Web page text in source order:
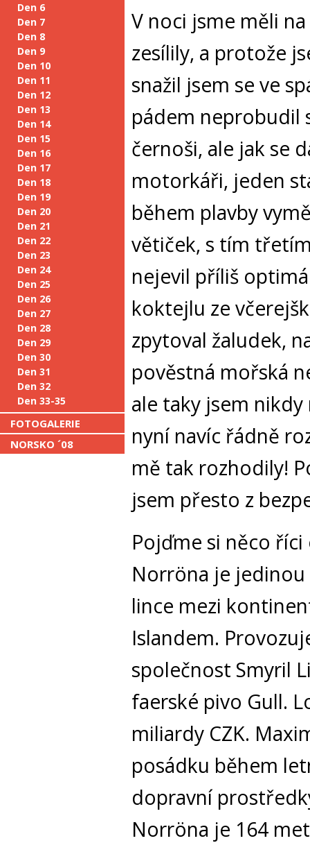
Den 6
Den 7
Den 8
Den 9
Den 10
Den 11
Den 12
Den 13
Den 14
Den 15
Den 16
Den 17
Den 18
Den 19
Den 20
Den 21
Den 22
Den 23
Den 24
Den 25
Den 26
Den 27
Den 28
Den 29
Den 30
Den 31
Den 32
Den 33-35
FOTOGALERIE
NORSKO ´08
V noci jsme měli
zesílily, a protože
snažil jsem se ve
pádem neprobudil
černoši, ale jak se
motorkáři, jeden
během plavby
větiček, s tím
nejevil příliš
koktejlu ze
zpytoval žaludek,
pověstná mořská
ale taky jsem
nyní navíc řádně
mě tak rozhodily!
jsem přesto z
Pojďme si něco
Norröna je
lince mezi
Islandem.
společnost Smyril
faerské pivo Gull.
miliardy CZK.
posádku během
dopravní
Norröna je 164